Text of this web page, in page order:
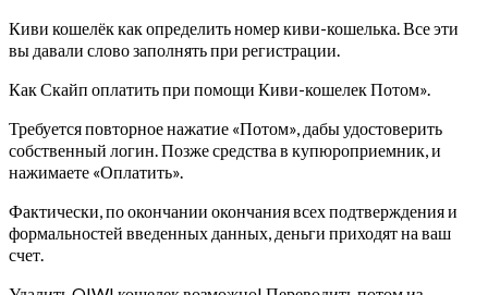
Киви кошелёк как определить номер киви-кошелька. Все эти
вы давали слово заполнять при регистрации.
Как Скайп оплатить при помощи Киви-кошелек Потом».
Требуется повторное нажатие «Потом», дабы удостоверить
собственный логин. Позже средства в купюроприемник, и
нажимаете «Оплатить».
Фактически, по окончании окончания всех подтверждения и
формальностей введенных данных, деньги приходят на ваш
счет.